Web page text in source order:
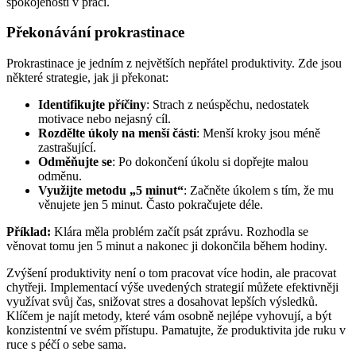
Překonávání prokrastinace
Prokrastinace je jedním z největších nepřátel produktivity. Zde jsou
některé strategie, jak ji překonat:
Identifikujte příčiny: Strach z neúspěchu, nedostatek
motivace nebo nejasný cíl.
Rozdělte úkoly na menší části: Menší kroky jsou méně
zastrašující.
Odměňujte se: Po dokončení úkolu si dopřejte malou
odměnu.
Využijte metodu „5 minut“: Začněte úkolem s tím, že mu
věnujete jen 5 minut. Často pokračujete déle.
Příklad: Klára měla problém začít psát zprávu. Rozhodla se
věnovat tomu jen 5 minut a nakonec ji dokončila během hodiny.
Zvýšení produktivity není o tom pracovat více hodin, ale pracovat
chytřeji. Implementací výše uvedených strategií můžete efektivněji
využívat svůj čas, snižovat stres a dosahovat lepších výsledků.
Klíčem je najít metody, které vám osobně nejlépe vyhovují, a být
konzistentní ve svém přístupu. Pamatujte, že produktivita jde ruku v
ruce s péčí o sebe sama.